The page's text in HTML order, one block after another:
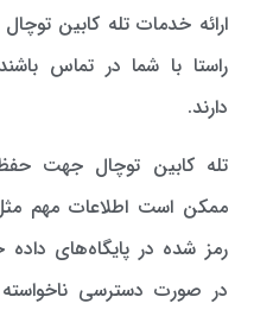
ارائه خدمات تله کابین
راستا با شما در تماس
دارند.
تله کابین توچال جهت حفظ
ممکن است اطلاعات مهم
رمز شده در پایگاه‌های
در صورت دسترسی